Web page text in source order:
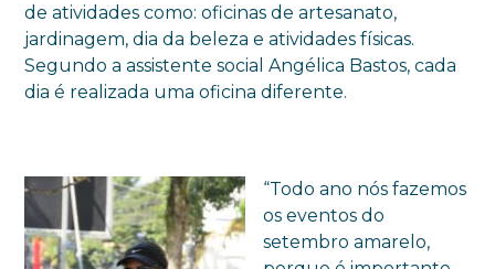
de atividades como: oficinas de artesanato,
jardinagem, dia da belezae atividades físicas.
Segundo a assistente social Angélica Bastos, cada
dia é realizada uma oficina diferente.
“Todo ano nós fazemos
os eventos do
setembro amarelo,